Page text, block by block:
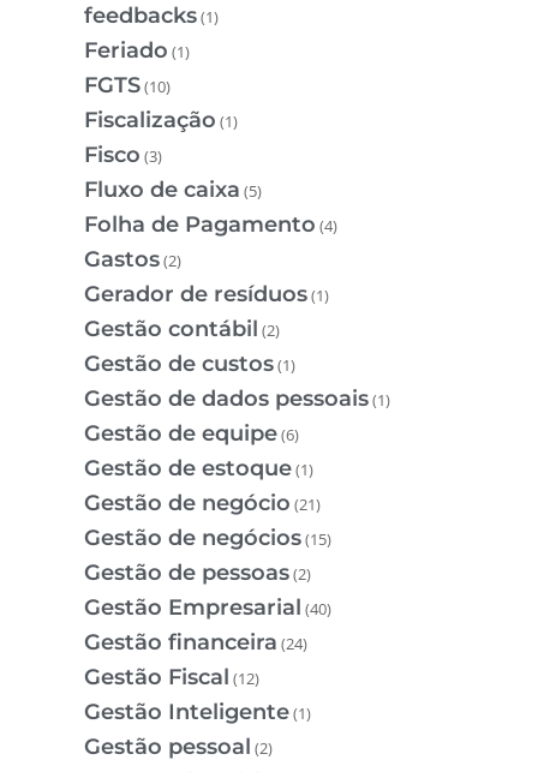
feedbacks(1)
Feriado (1)
FGTS(10)
Fiscalização (1)
Fisco (3)
Fluxo de caixa (5)
Folha de Pagamento (4)
Gastos(2)
Gerador de resíduos(1)
Gestão contábil (2)
Gestão de custos(1)
Gestão de dados pessoais(1)
Gestão de equipe(6)
Gestão de estoque(1)
Gestão de negócio (21)
Gestão de negócios(15)
Gestão de pessoas(2)
Gestão Empresarial (40)
Gestão financeira (24)
Gestão Fiscal (12)
Gestão Inteligente(1)
Gestão pessoal (2)